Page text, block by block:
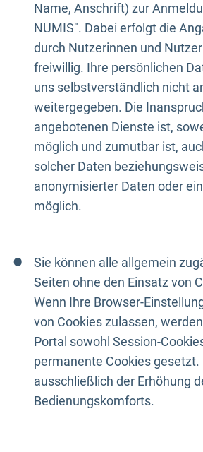
Name, Anschrift) zur
NUMIS". Dabei erfolgt die
durch Nutzerinnen und
freiwillig. Ihre persönlichen
uns selbstverständlich nicht
weitergegeben. Die
angebotenen Dienste ist,
möglich und zumutbar ist,
solcher Daten
anonymisierter Daten oder
möglich.
Sie können alle allgemein
Seiten ohne den Einsatz von
Wenn Ihre Browser-
von Cookies zulassen,
Portal sowohl Session-
permanente Cookies gesetzt.
ausschließlich der Erhöhung
Bedienungskomforts.